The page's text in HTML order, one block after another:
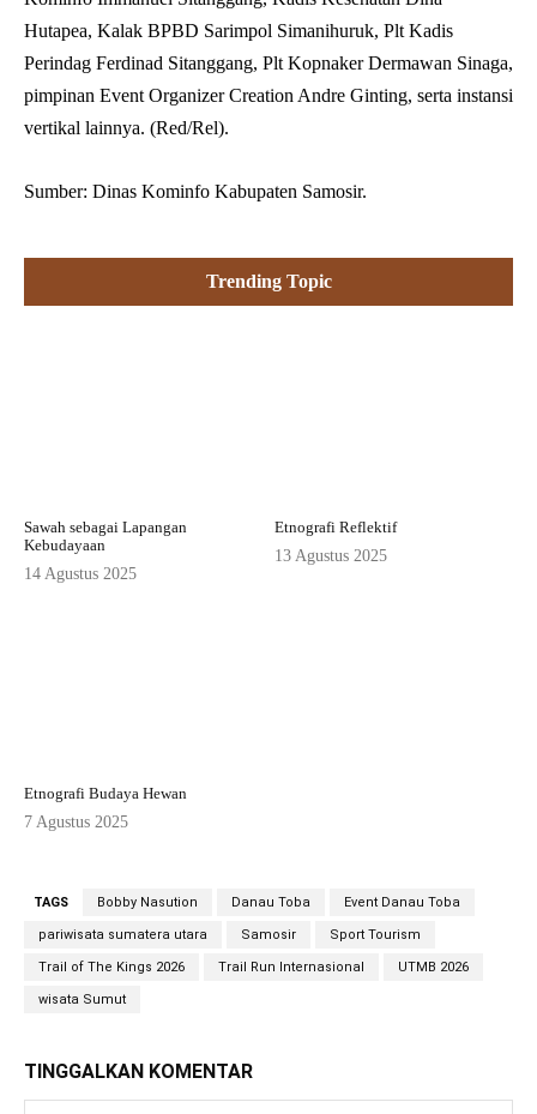
Hutapea, Kalak BPBD Sarimpol Simanihuruk, Plt Kadis
Perindag Ferdinad Sitanggang, Plt Kopnaker Dermawan Sinaga,
pimpinan Event Organizer Creation Andre Ginting, serta instansi
vertikal lainnya. (Red/Rel).
Sumber: Dinas Kominfo Kabupaten Samosir.
Trending Topic
Sawah sebagai Lapangan
Kebudayaan
14 Agustus 2025
Etnografi Reflektif
13 Agustus 2025
Etnografi Budaya Hewan
7 Agustus 2025
TAGS Bobby Nasution Danau Toba Event Danau Toba
pariwisata sumatera utara Samosir Sport Tourism
Trail of The Kings 2026 Trail Run Internasional UTMB 2026
wisata Sumut
TINGGALKAN KOMENTAR